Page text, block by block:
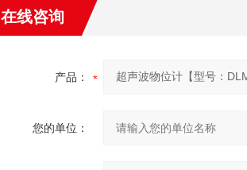
在线咨询
产品：
您的单位：